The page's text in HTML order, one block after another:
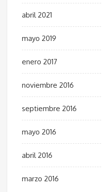
abril 2021
mayo 2019
enero 2017
noviembre 2016
septiembre 2016
mayo 2016
abril 2016
marzo 2016